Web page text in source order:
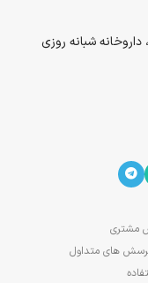
داروخانه شبانه روزی
مشتری
های متداول